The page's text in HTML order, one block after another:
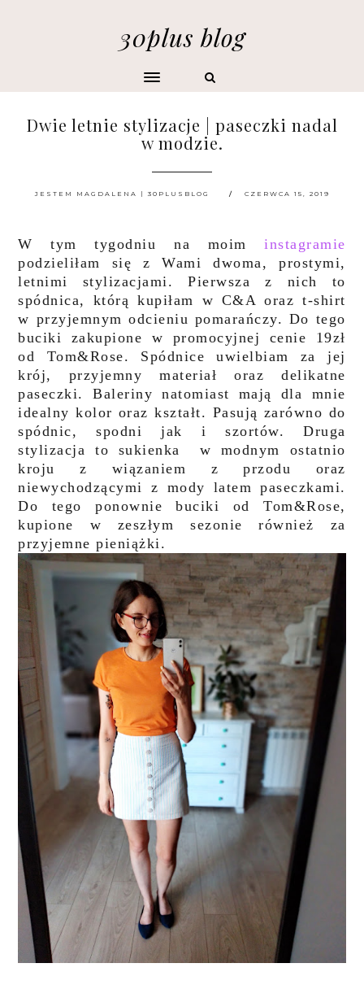
30plus blog
Dwie letnie stylizacje | paseczki nadal
w modzie.
JESTEM MAGDALENA | 30PLUSBLOG CZERWCA 15, 2019
W tym tygodniu na moiminstagramie
podzieliłam się z Wami dwoma, prostymi,
letnimi stylizacjami. Pierwsza z nich to
spódnica, którą kupiłam w C&A oraz t-shirt
w przyjemnym odcieniu pomarańczy. Do tego
buciki zakupione w promocyjnej cenie 19zł
od Tom&Rose. Spódnice uwielbiam za jej
krój, przyjemny materiał oraz delikatne
paseczki. Baleriny natomiast mają dla mnie
idealny kolor oraz kształt. Pasują zarówno do
spódnic, spodni jak i szortów. Druga
stylizacja to sukienka w modnym ostatnio
kroju z wiązaniem z przodu oraz
niewychodzącymi z mody latem paseczkami.
Do tego ponownie buciki od Tom&Rose,
kupione w zeszłym sezonie również za
przyjemne pieniążki.